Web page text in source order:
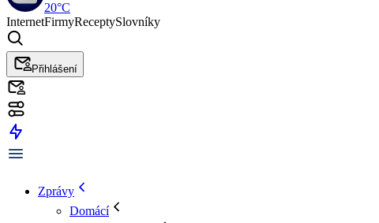
20°C
InternetFirmyReceptySlovníky
Přihlášení
Zprávy
Domácí